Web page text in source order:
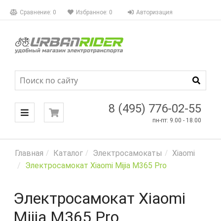
Сравнение: 0 Избранное: 0 Авторизация
8 (495) 776-02-55
пн-пт: 9.00 - 18.00
КАТАЛОГ
МЕНЮ
Главная Каталог Электросамокаты
Xiaomi
Электросамокат Xiaomi Mijia M365 Pro
Электросамокат Xiaomi
Mijia M365 Pro